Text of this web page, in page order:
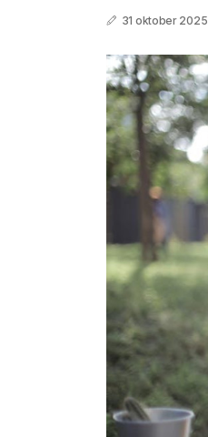
31 oktober 2025